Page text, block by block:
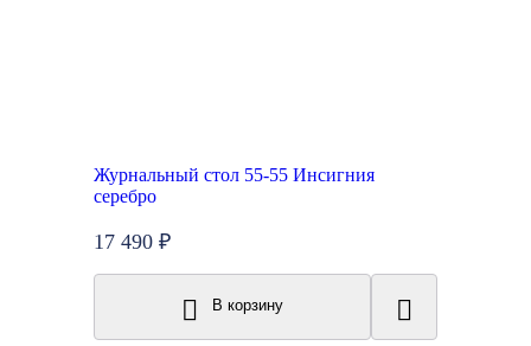
Журнальный стол 55-55 Инсигния
серебро
17 490 ₽
В корзину